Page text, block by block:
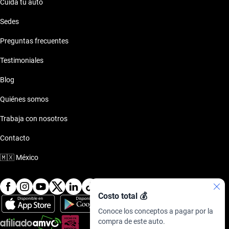
Costo total 💰
Conoce los conceptos a pagar por la
compra de este auto.
Cuida tu auto
Sedes
Preguntas frecuentes
Testimoniales
Blog
Quiénes somos
Trabaja con nosotros
Contacto
🇲🇽 México